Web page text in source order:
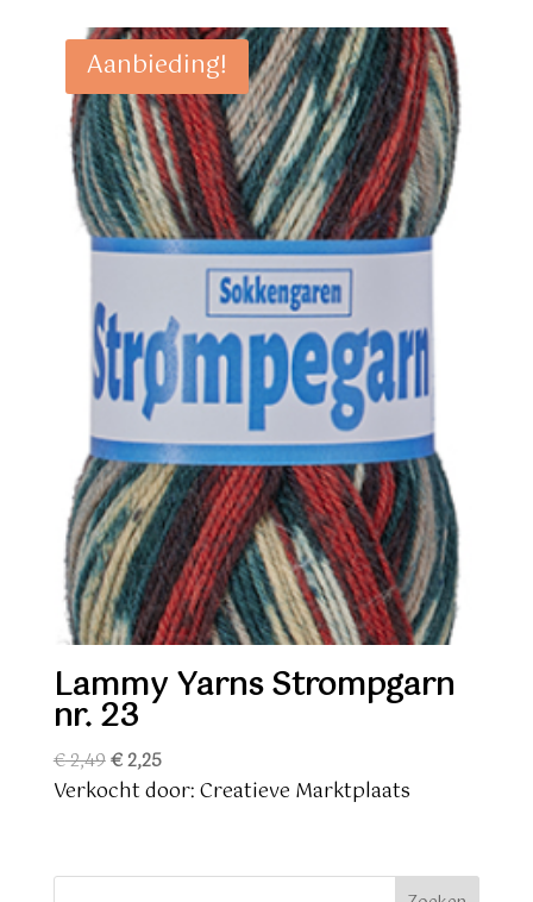
Aanbieding!
Lammy Yarns Strompgarn
nr. 23
€2,49Oorspronkelijke
prijs
€2,25Huidige
prijs
Verkocht door: Creatieve Marktplaats